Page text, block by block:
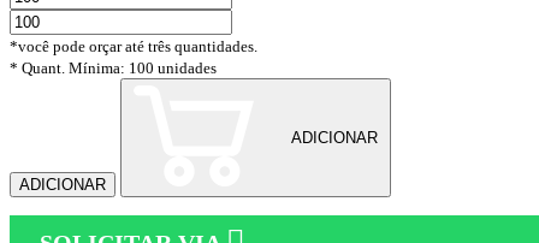
*você pode orçar até três quantidades.
* Quant. Mínima: 100 unidades
ADICIONAR
ADICIONAR